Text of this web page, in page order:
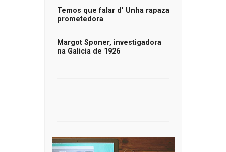
Temos que falar d’ Unha rapaza
prometedora
Margot Sponer, investigadora
na Galicia de 1926